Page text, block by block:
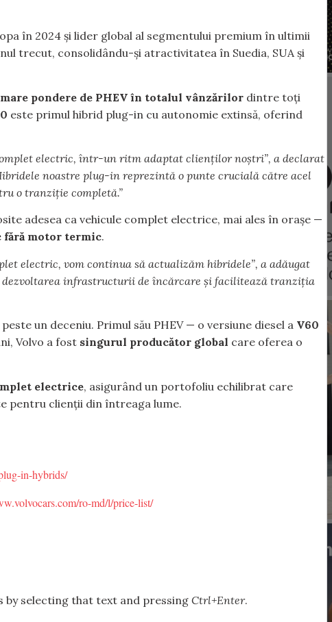
în 2024 și lider global al segmentului premium în ultimii
trecut, consolidându-și atractivitatea în Suedia, SUA și
mare pondere de PHEV în totalul vânzărilor dintre toți
este primul hibrid plug-in cu autonomie extinsă, oferind
electric, într-un ritm adaptat clienților noștri”, a declarat
noastre plug-in reprezintă o punte crucială către acel
o tranziție completă.”
adesea ca vehicule complet electrice, mai ales în orașe —
fără motor termic.
electric, vom continua să actualizăm hibridele”, a adăugat
dezvoltarea infrastructurii de încărcare și facilitează tranziția
un deceniu. Primul său PHEV — o versiune diesel a V60
Volvo a fost singurul producător global care oferea o
electrice, asigurând un portofoliu echilibrat care
pentru clienții din întreaga lume.
in-hybrids/
ro-md/l/price-list/
by selecting that text and pressing Ctrl+Enter.